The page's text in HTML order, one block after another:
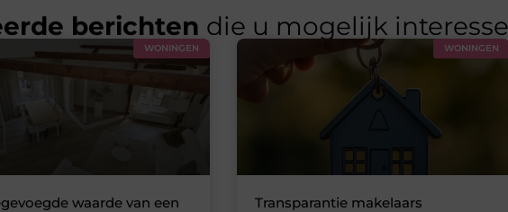
berichten die u mogelijk
WONINGEN
waarde van een
WONINGEN
Transparantie makelaars